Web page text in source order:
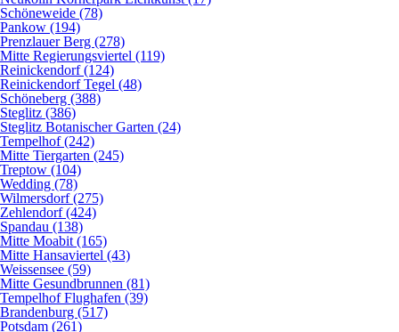
Schöneweide (78)
Pankow (194)
Prenzlauer Berg (278)
Mitte Regierungsviertel (119)
Reinickendorf (124)
Reinickendorf Tegel (48)
Schöneberg (388)
Steglitz (386)
Steglitz Botanischer Garten (24)
Tempelhof (242)
Mitte Tiergarten (245)
Treptow (104)
Wedding (78)
Wilmersdorf (275)
Zehlendorf (424)
Spandau (138)
Mitte Moabit (165)
Mitte Hansaviertel (43)
Weissensee (59)
Mitte Gesundbrunnen (81)
Tempelhof Flughafen (39)
Brandenburg (517)
Potsdam (261)